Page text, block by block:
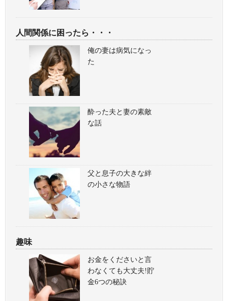
人間関係に困ったら・・・
俺の妻は病気になっ
た
酔った夫と妻の素敵
な話
父と息子の大きな絆
の小さな物語
趣味
お金をくださいと言
わなくても大丈夫!貯
金6つの秘訣